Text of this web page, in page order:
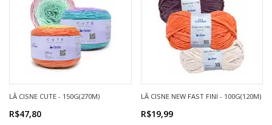
LÃ CISNE CUTE - 150G(270M)
R$47,80
LÃ CISNE NEW FAST FINI - 100G(120M)
R$19,99